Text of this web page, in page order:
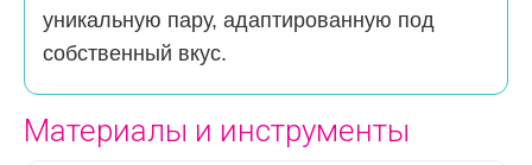
уникальную пару, адаптированную под
собственный вкус.
Материалы и инструменты